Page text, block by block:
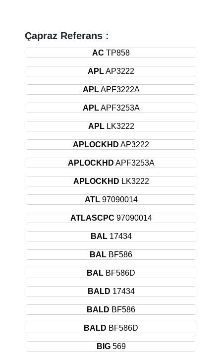
Çapraz Referans :
AC TP858
APLAP3222
APL APF3222A
APL APF3253A
APL LK3222
APLOCKHD AP3222
APLOCKHD APF3253A
APLOCKHD LK3222
ATL 97090014
ATLASCPC 97090014
BAL 17434
BAL BF586
BAL BF586D
BALD 17434
BALD BF586
BALD BF586D
BIG 569